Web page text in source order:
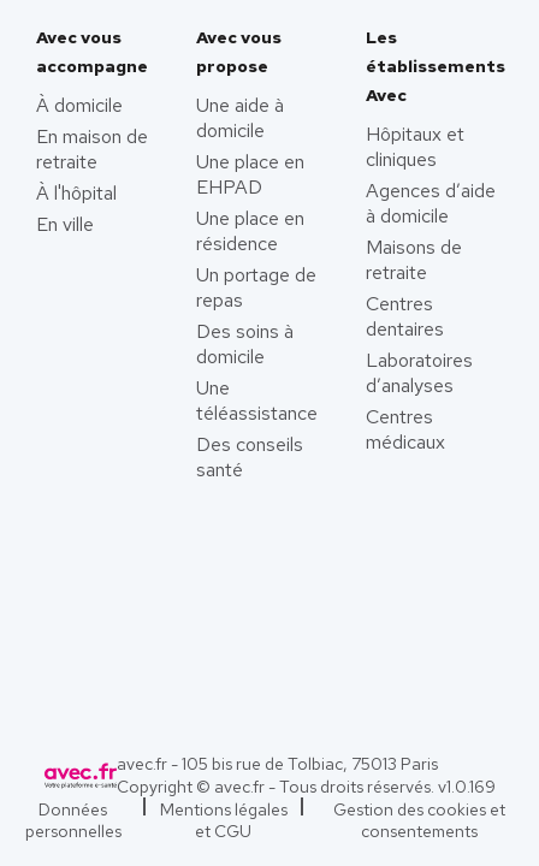
Avec vous
accompagne
À domicile
En maison de
retraite
À l'hôpital
En ville
Avec vous
propose
Une aide à
domicile
Une place en
EHPAD
Une place en
résidence
Un portage de
repas
Des soins à
domicile
Une
téléassistance
Des conseils
santé
Les
établissements
Avec
Hôpitaux et
cliniques
Agences d’aide
à domicile
Maisons de
retraite
Centres
dentaires
Laboratoires
d’analyses
Centres
médicaux
avec.fr - 105 bis rue de Tolbiac, 75013 Paris
Copyright © avec.fr - Tous droits réservés. v1.0.169
Données
personnelles
Mentions légales
et CGU
Gestion des cookies et
consentements